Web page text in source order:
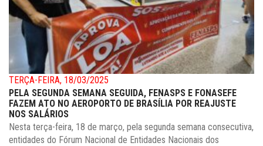
TERÇA-FEIRA, 18/03/2025
PELA SEGUNDA SEMANA SEGUIDA, FENASPS E FONASEFE
FAZEM ATO NO AEROPORTO DE BRASÍLIA POR REAJUSTE
NOS SALÁRIOS
Nesta terça-feira, 18 de março, pela segunda semana consecutiva,
entidades do Fórum Nacional de Entidades Nacionais dos